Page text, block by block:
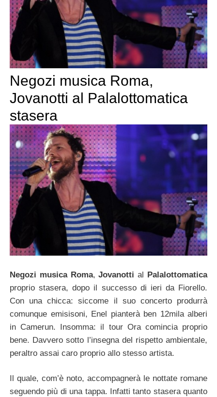
Negozi musica Roma,
Jovanotti al Palalottomatica
stasera
Negozi musica Roma,Jovanotti al Palalottomatica
proprio stasera, dopo il successo di ieri da Fiorello.
Con una chicca: siccome il suo concerto produrrà
comunque emisisoni, Enel pianterà ben 12mila alberi
in Camerun. Insomma: il tour Ora comincia proprio
bene. Davvero sotto l’insegna del rispetto ambientale,
peraltro assai caro proprio allo stesso artista.
Il quale, com’è noto, accompagnerà le nottate romane
seguendo più di una tappa. Infatti tanto stasera quanto